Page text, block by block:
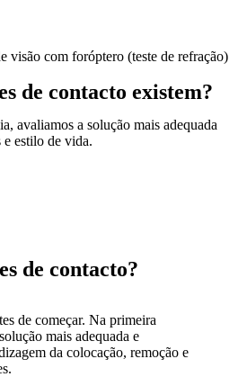
de contacto existem?
avaliamos a solução mais adequada
e estilo de vida.
de contacto?
de começar. Na primeira
mais adequada e
da colocação, remoção e